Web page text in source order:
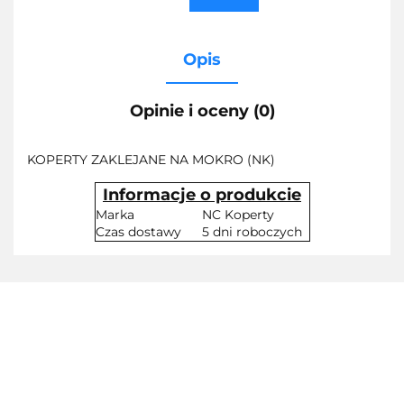
Opis
Opinie i oceny (0)
KOPERTY ZAKLEJANE NA MOKRO (NK)
Informacje o produkcie
Marka
NC Koperty
Czas dostawy
5 dni roboczych